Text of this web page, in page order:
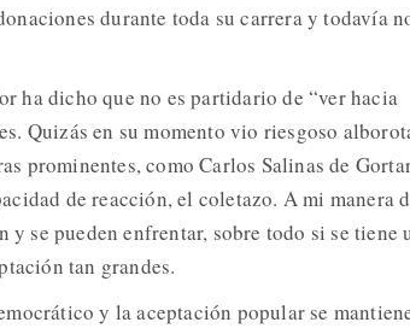
durante toda su carrera y todavía
ha dicho que no es partidario de “ver hacia
Quizás en su momento vio riesgoso
prominentes, como Carlos Salinas de
de reacción, el coletazo. A mi manera
y se pueden enfrentar, sobre todo si se tiene
tan grandes.
y la aceptación popular se